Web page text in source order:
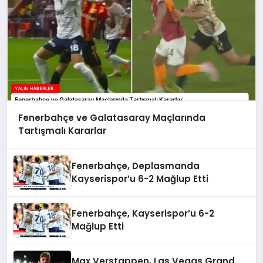
Fenerbahçe ve Galatasaray Maçlarında
Tartışmalı Kararlar
Fenerbahçe, Deplasmanda
Kayserispor’u 6-2 Mağlup Etti
Fenerbahçe, Kayserispor’u 6-2
Mağlup Etti